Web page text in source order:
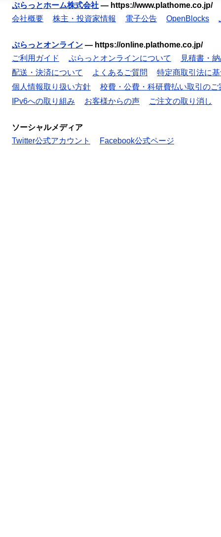
ぷらっとホーム株式会社 — https://www.plathome.co.jp/
会社概要
株主・投資家情報 電子公告 OpenBlocks
ぷらっとオンライン — https://online.plathome.co.jp/
ご利用ガイド
ぷらっとオンラインについて
見積書・
配送・決済について
よくあるご質問
特定商取引法に
個人情報取り扱い方針
校費・公費・科研費払い取引のご
IPv6への取り組み
お客様からの声 ご注文の取り消し
ソーシャルメディア
Twitter公式アカウント
Facebook公式ページ